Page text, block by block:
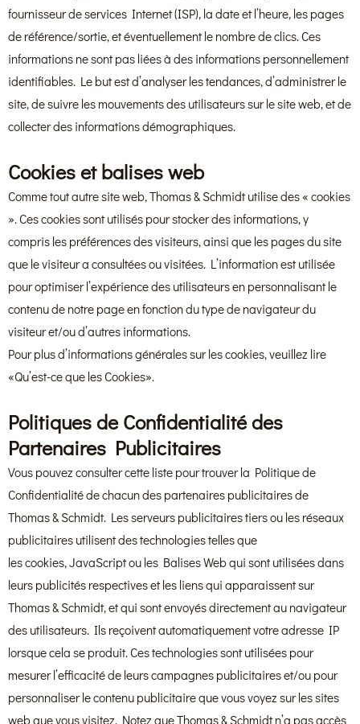
fournisseur de services Internet (ISP), la date et l’heure, les pages
de référence/sortie, et éventuellement le nombre de clics. Ces
informations ne sont pas liées à des informations personnellement
identifiables. Le but est d’analyser les tendances, d’administrer le
site, de suivre les mouvements des utilisateurs sur le site web, et de
collecter des informations démographiques.
Cookies et balises web
Comme tout autre site web, Thomas & Schmidt utilise des « cookies
». Ces cookies sont utilisés pour stocker des informations, y
compris les préférences des visiteurs, ainsi que les pages du site
que le visiteur a consultées ou visitées. L’information est utilisée
pour optimiser l’expérience des utilisateurs en personnalisant le
contenu de notre page en fonction du type de navigateur du
visiteur et/ou d’autres informations.
Pour plus d’informations générales sur les cookies, veuillez lire
«Qu’est-ce que les Cookies».
Politiques de Confidentialité des
Partenaires Publicitaires
Vous pouvez consulter cette liste pour trouver la Politique de
Confidentialité de chacun des partenaires publicitaires de
Thomas & Schmidt. Les serveurs publicitaires tiers ou les réseaux
publicitaires utilisent des technologies telles que
les cookies, JavaScript ou les Balises Web qui sont utilisées dans
leurs publicités respectives et les liens qui apparaissent sur
Thomas & Schmidt, et qui sont envoyés directement au navigateur
des utilisateurs. Ils reçoivent automatiquement votre adresse IP
lorsque cela se produit. Ces technologies sont utilisées pour
mesurer l’efficacité de leurs campagnes publicitaires et/ou pour
personnaliser le contenu publicitaire que vous voyez sur les sites
web que vous visitez. Notez que Thomas & Schmidt n’a pas accès